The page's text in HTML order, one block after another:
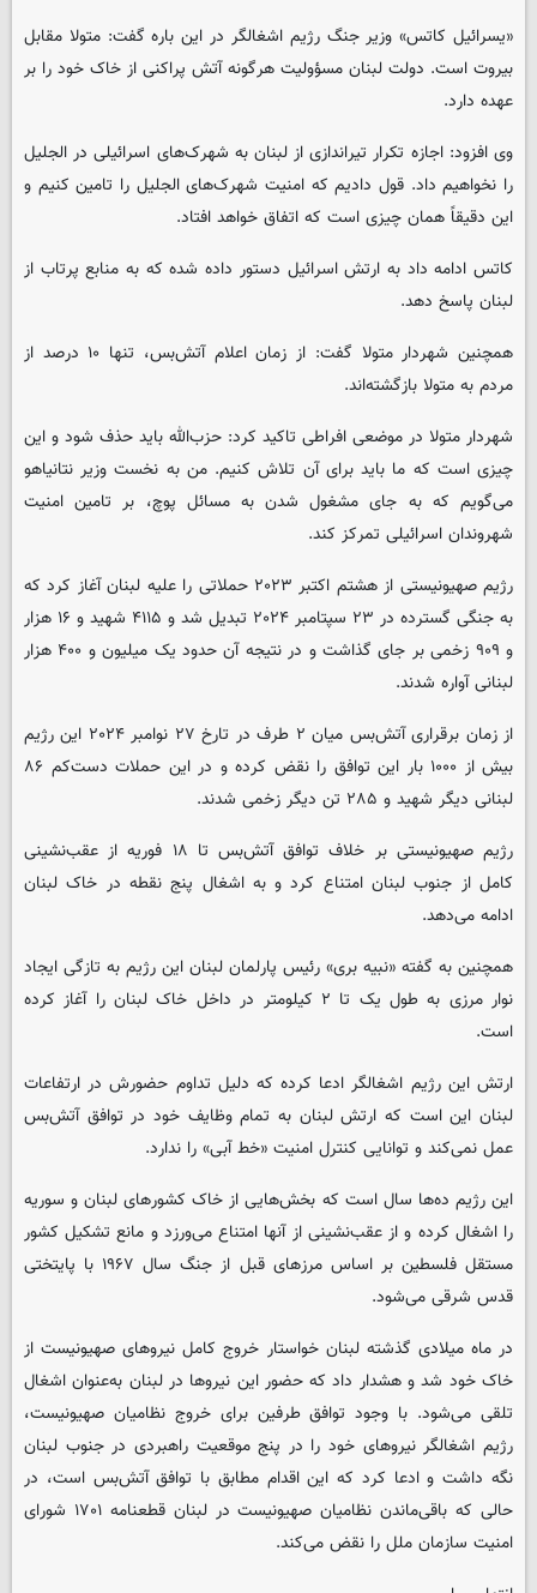
«یسرائیل کاتس» وزیر جنگ رژیم اشغالگر در این باره گفت: متولا مقابل
بیروت است. دولت لبنان مسؤولیت هرگونه آتش پراکنی از خاک خود را بر
عهده دارد.
وی افزود: اجازه تکرار تیراندازی از لبنان به شهرک‌های اسرائیلی در الجلیل
را نخواهیم داد. قول دادیم که امنیت شهرک‌های الجلیل را تامین کنیم و
این دقیقاً همان چیزی است که اتفاق خواهد افتاد.
کاتس ادامه داد به ارتش اسرائیل دستور داده شده که به منابع پرتاب از
لبنان پاسخ دهد.
همچنین شهردار متولا گفت: از زمان اعلام آتش‌بس، تنها ۱۰ درصد از
مردم به متولا بازگشته‌اند.
شهردار متولا در موضعی افراطی تاکید کرد: حزب‌الله باید حذف شود و این
چیزی است که ما باید برای آن تلاش کنیم. من به نخست وزیر نتانیاهو
می‌گویم که به جای مشغول شدن به مسائل پوچ، بر تامین امنیت
شهروندان اسرائیلی تمرکز کند.
رژیم صهیونیستی از هشتم اکتبر ۲۰۲۳ حملاتی را علیه لبنان آغاز کرد که
به جنگی گسترده در ۲۳ سپتامبر ۲۰۲۴ تبدیل شد و ۴۱۱۵ شهید و ۱۶ هزار
و ۹۰۹ زخمی بر جای گذاشت و در نتیجه آن حدود یک میلیون و ۴۰۰ هزار
لبنانی آواره شدند.
از زمان برقراری آتش‌بس میان ۲ طرف در تارخ ۲۷ نوامبر ۲۰۲۴ این رژیم
بیش از ۱۰۰۰ بار این توافق را نقض کرده و در این حملات دست‌کم ۸۶
لبنانی دیگر شهید و ۲۸۵ تن دیگر زخمی شدند.
رژیم صهیونیستی بر خلاف توافق آتش‌بس تا ۱۸ فوریه از عقب‌نشینی
کامل از جنوب لبنان امتناع کرد و به اشغال پنج نقطه در خاک لبنان
ادامه می‌دهد.
همچنین به گفته «نبیه بری» رئیس پارلمان لبنان این رژیم به تازگی ایجاد
نوار مرزی به طول یک تا ۲ کیلومتر در داخل خاک لبنان را آغاز کرده
است.
ارتش این رژیم اشغالگر ادعا کرده که دلیل تداوم حضورش در ارتفاعات
لبنان این است که ارتش لبنان به تمام وظایف خود در توافق آتش‌بس
عمل نمی‌کند و توانایی کنترل امنیت «خط آبی» را ندارد.
این رژیم ده‌ها سال است که بخش‌هایی از خاک کشورهای لبنان و سوریه
را اشغال کرده و از عقب‌نشینی از آنها امتناع می‌ورزد و مانع تشکیل کشور
مستقل فلسطین بر اساس مرزهای قبل از جنگ سال ۱۹۶۷ با پایتختی
قدس شرقی می‌شود.
در ماه میلادی گذشته لبنان خواستار خروج کامل نیروهای صهیونیست از
خاک خود شد و هشدار داد که حضور این نیروها در لبنان به‌عنوان اشغال
تلقی می‌شود. با وجود توافق طرفین برای خروج نظامیان صهیونیست،
رژیم اشغالگر نیروهای خود را در پنج موقعیت راهبردی در جنوب لبنان
نگه داشت و ادعا کرد که این اقدام مطابق با توافق آتش‌بس است، در
حالی که باقی‌ماندن نظامیان صهیونیست در لبنان قطعنامه ۱۷۰۱ شورای
امنیت سازمان ملل را نقض می‌کند.